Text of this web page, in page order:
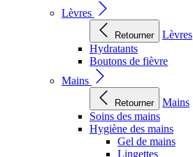
Lèvres
Retourner
Lèvres
Hydratants
Boutons de fièvre
Mains
Retourner
Mains
Soins des mains
Hygiène des mains
Gel de mains
Lingettes